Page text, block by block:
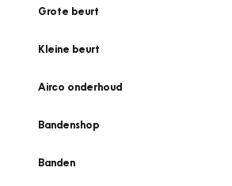
Grote beurt
Kleine beurt
Airco onderhoud
Bandenshop
Banden